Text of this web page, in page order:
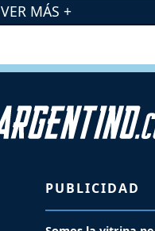
VER MÁS +
PUBLICIDAD